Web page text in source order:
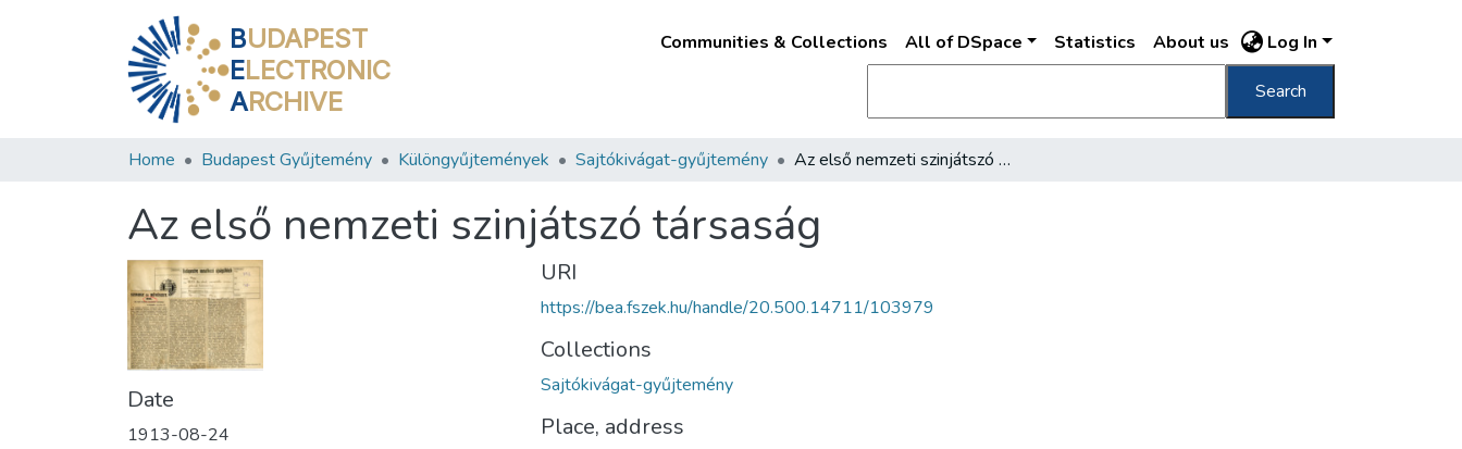
BUDAPEST
ELECTRONIC
ARCHIVE
Communities & Collections All of DSpace Statistics About us Log In
Search
Home Budapest Gyűjtemény Különgyűjtemények Sajtókivágat-gyűjtemény Az első nemzeti szinjátszó társaság
Az első nemzeti szinjátszó társaság
Date
1913-08-24
URI
https://bea.fszek.hu/handle/20.500.14711/103979
Collections
Sajtókivágat-gyűjtemény
Place, address